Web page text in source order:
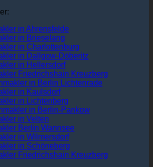
in Ahrensfelde
in Brieselang
in Charlottenburg
in Dallgow-Döberitz
in Hellersdorf
Friedrichshain Kreuzberg
in Berlin Lichtenrade
in Kaulsdorf
in Lichtenberg
in Berlin-Pankow
in Velten
Berlin Wannsee
in Wilmersdorf
in Schöneberg
Friedrichshain Kreuzberg